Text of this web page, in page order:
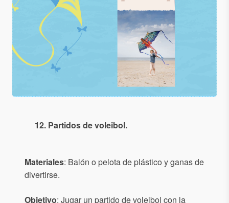
12. Partidos de voleibol.
Materiales: Balón o pelota de plástico y ganas de
divertirse.
Objetivo: Jugar un partido de voleibol con la